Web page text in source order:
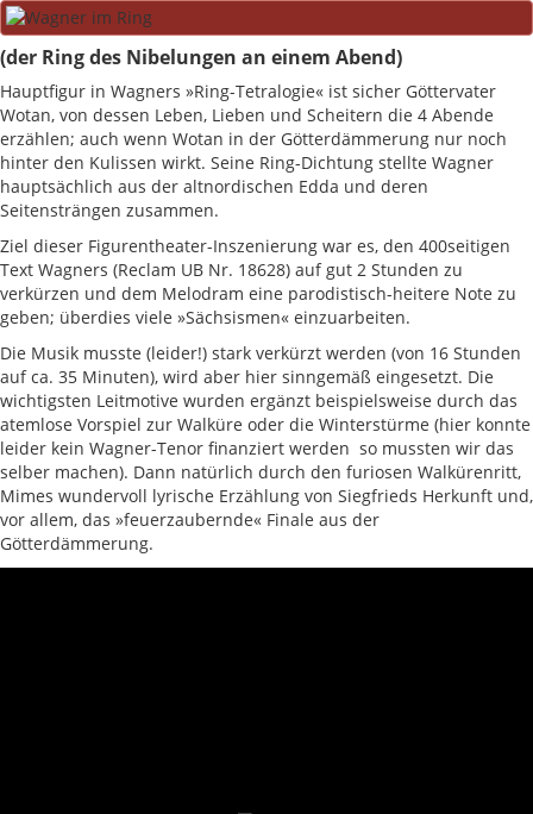
(der Ring des Nibelungen an einem Abend)
Hauptfigur in Wagners »Ring-Tetralogie« ist sicher Göttervater
Wotan, von dessen Leben, Lieben und Scheitern die 4 Abende
erzählen; auch wenn Wotan in der Götterdämmerung nur noch
hinter den Kulissen wirkt. Seine Ring-Dichtung stellte Wagner
hauptsächlich aus der altnordischen Edda und deren
Seitensträngen zusammen.
Ziel dieser Figurentheater-Inszenierung war es, den 400seitigen
Text Wagners (Reclam UB Nr. 18628) auf gut 2 Stunden zu
verkürzen und dem Melodram eine parodistisch-heitere Note zu
geben; überdies viele »Sächsismen« einzuarbeiten.
Die Musik musste (leider!) stark verkürzt werden (von 16 Stunden
auf ca. 35 Minuten), wird aber hier sinngemäß eingesetzt. Die
wichtigsten Leitmotive wurden ergänzt beispielsweise durch das
atemlose Vorspiel zur Walküre oder die Winterstürme (hier konnte
leider kein Wagner-Tenor finanziert werden  so mussten wir das
selber machen). Dann natürlich durch den furiosen Walkürenritt,
Mimes wundervoll lyrische Erzählung von Siegfrieds Herkunft und,
vor allem, das »feuerzaubernde« Finale aus der
Götterdämmerung.